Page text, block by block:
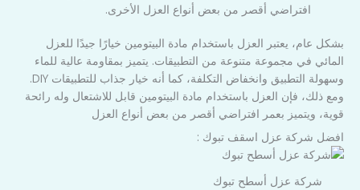
افتراضي أقصر من بعض أنواع العزل الأخرى.
بشكل عام، يعتبر العزل باستخدام مادة البيتومين خيارًا جيدًا للعزل
المائي في مجموعة متنوعة من التطبيقات. يتميز بمقاومة عالية للماء
وسهولة التطبيق وانخفاض التكلفة، كما أنه خيار جذاب للتطبيقات DIY.
ومع ذلك، فإن العزل باستخدام مادة البيتومين قابل للاشتعال وله رائحة
قوية، ويتميز بعمر افتراضي أقصر من بعض أنواع العزل
افضل شركة عزل اسقف تبوك :
شركة عزل أسطح تبوك